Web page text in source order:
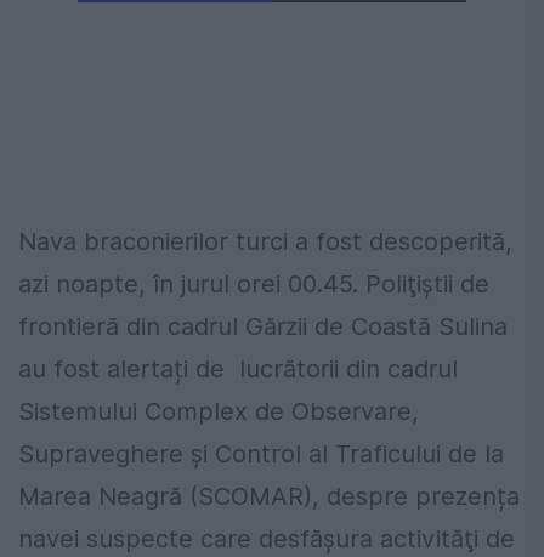
Nava braconierilor turci a fost descoperită,
azi noapte, în jurul orei 00.45. Poliţiştii de
frontieră din cadrul Gărzii de Coastă Sulina
au fost alertați de lucrătorii din cadrul
Sistemului Complex de Observare,
Supraveghere şi Control al Traficului de la
Marea Neagră (SCOMAR), despre prezența
navei suspecte care desfăşura activităţi de